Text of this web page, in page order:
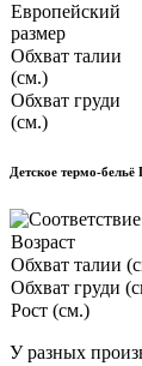
Европейский
размер
Обхват талии
(см.)
Обхват груди
(см.)
Детское термо-бельё
Возраст
Обхват талии
Обхват груди
Рост (см.)
У разных